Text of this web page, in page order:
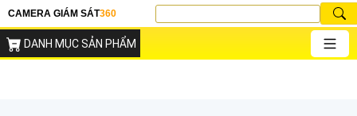
CAMERA GIÁM SÁT360
DANH MỤC SẢN PHẨM